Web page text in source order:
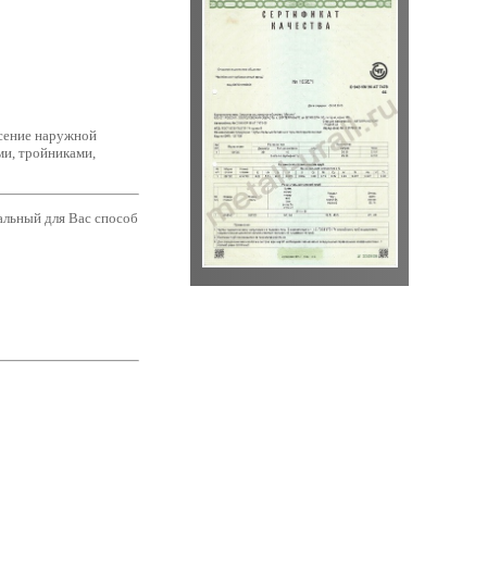
наружной
тройниками,
для Вас способ